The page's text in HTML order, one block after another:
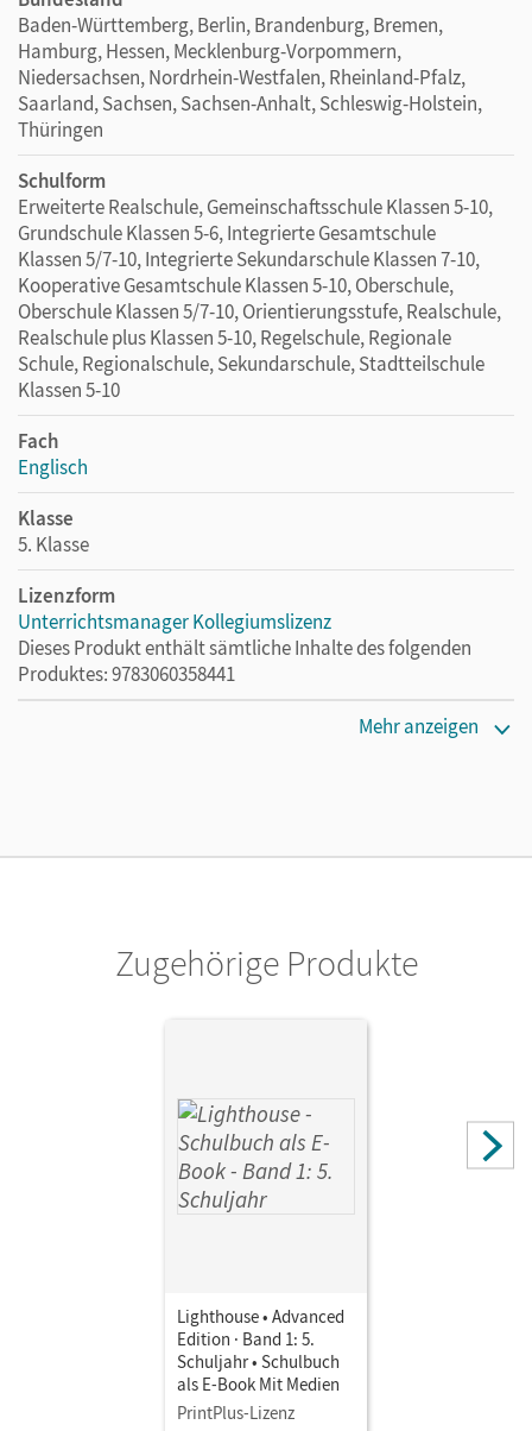
Baden-Württemberg, Berlin, Brandenburg, Bremen,
Hamburg, Hessen, Mecklenburg-Vorpommern,
Niedersachsen, Nordrhein-Westfalen, Rheinland-Pfalz,
Saarland, Sachsen, Sachsen-Anhalt, Schleswig-Holstein,
Thüringen
Schulform
Erweiterte Realschule, Gemeinschaftsschule Klassen 5-10,
Grundschule Klassen 5-6, Integrierte Gesamtschule
Klassen 5/7-10, Integrierte Sekundarschule Klassen 7-10,
Kooperative Gesamtschule Klassen 5-10, Oberschule,
Oberschule Klassen 5/7-10, Orientierungsstufe, Realschule,
Realschule plus Klassen 5-10, Regelschule, Regionale
Schule, Regionalschule, Sekundarschule, Stadtteilschule
Klassen 5-10
Fach
Englisch
Klasse
5. Klasse
Lizenzform
Unterrichtsmanager Kollegiumslizenz
Dieses Produkt enthält sämtliche Inhalte des folgenden
Produktes: 9783060358441
Unterrichtsmanagers solange das Lehrwerk erhältlich ist.
Mehr anzeigen
Zugehörige Produkte
Lighthouse • Advanced
Edition · Band 1: 5.
Schuljahr • Schulbuch
als E-Book Mit Medien
PrintPlus-Lizenz